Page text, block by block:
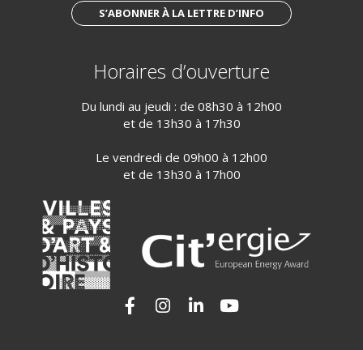
S’ABONNER À LA LETTRE D’INFO
Horaires d’ouverture
Du lundi au jeudi : de 08h30 à 12h00
et de 13h30 à 17h30
Le vendredi de 09h00 à 12h00
et de 13h30 à 17h00
Lien vers le compte Facebook
Lien vers le compte Instagram
Lien vers le compte